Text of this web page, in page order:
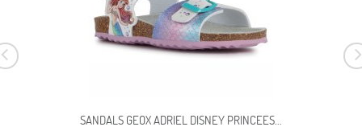
SANDALS GEOX ADRIEL DISNEY PRINCEES...